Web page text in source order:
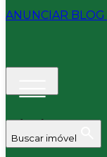
ANUNCIAR BLOG
Buscar imóvel